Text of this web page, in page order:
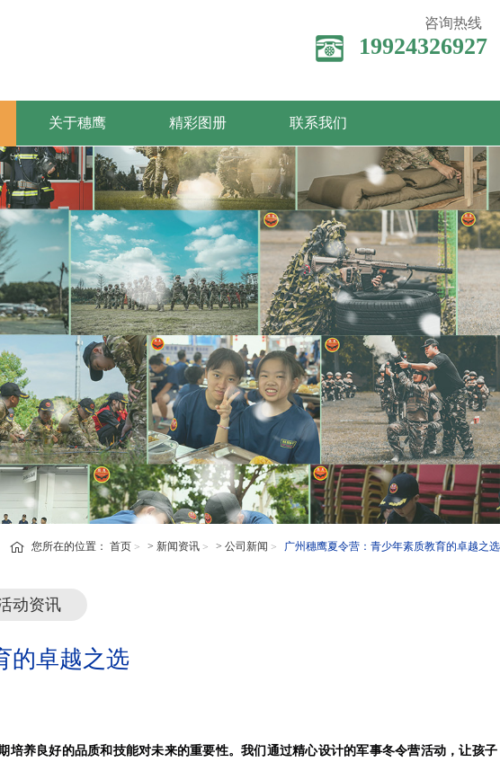
咨询热线
19924326927
关于穗鹰 精彩图册 联系我们
您所在的位置： 首页 > 新闻资讯 > 公司新闻 广州穗鹰夏令营：青少年素质教育的卓越之选
动资讯
的卓越之选
养良好的品质和技能对未来的重要性。我们通过精心设计的军事冬令营活动，让孩子